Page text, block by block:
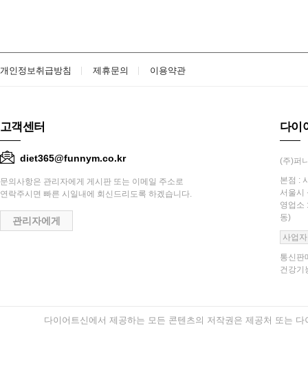
개인정보취급방침 제휴문의 이용약관
고객센터
diet365@funnym.co.kr
문의사항은 관리자에게 게시판 또는 이메일 주소로
연락주시면 빠른 시일내에 회신드리도록 하겠습니다.
관리자에게
다이
(주)퍼
본점 :
서울시
영업소
동)
사업
통신판
건강기
다이어트신에서 제공하는 모든 콘텐츠의 저작권은 제공처 또는